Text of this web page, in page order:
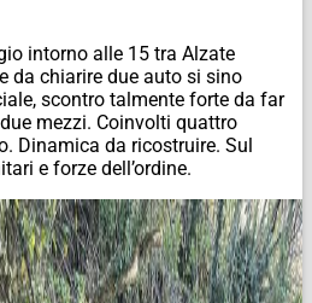
intorno alle 15 tra Alzate
da chiarire due auto si sino
scontro talmente forte da far
mezzi. Coinvolti quattro
Dinamica da ricostruire. Sul
e forze dell’ordine.